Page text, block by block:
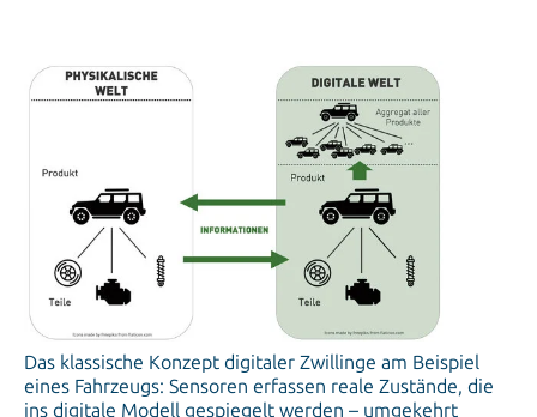
Das klassische Konzept digitaler Zwillinge am Beispiel
eines Fahrzeugs: Sensoren erfassen reale Zustände, die
ins digitale Modell gespiegelt werden – umgekehrt